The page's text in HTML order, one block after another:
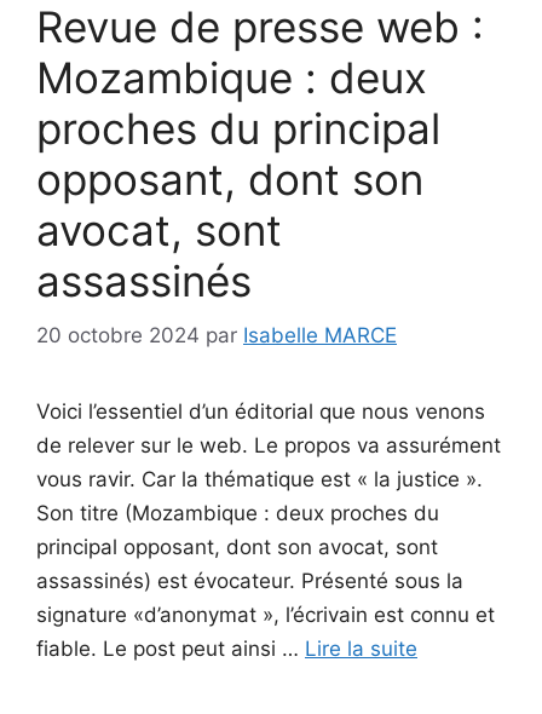
Revue de presse web :
Mozambique : deux
proches du principal
opposant, dont son
avocat, sont
assassinés
20 octobre 2024 par Isabelle MARCE
Voici l’essentiel d’un éditorial que nous venons
de relever sur le web. Le propos va assurément
vous ravir. Car la thématique est « la justice ».
Son titre (Mozambique : deux proches du
principal opposant, dont son avocat, sont
assassinés) est évocateur. Présenté sous la
signature «d’anonymat », l’écrivain est connu et
fiable. Le post peut ainsi … Lire la suite